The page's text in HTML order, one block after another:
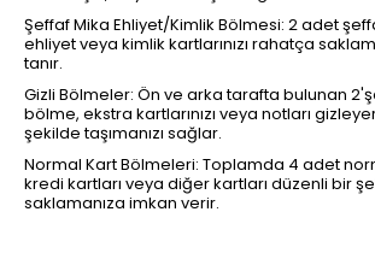
Şeffaf Mika Ehliyet/Kimlik Bölmesi: 2 adet
ehliyet veya kimlik kartlarınızı rahatça
tanır.
Gizli Bölmeler: Ön ve arka tarafta bulunan
bölme, ekstra kartlarınızı veya notları
şekilde taşımanızı sağlar.
Normal Kart Bölmeleri: Toplamda 4 adet
kredi kartları veya diğer kartları düzenli bir
saklamanıza imkan verir.